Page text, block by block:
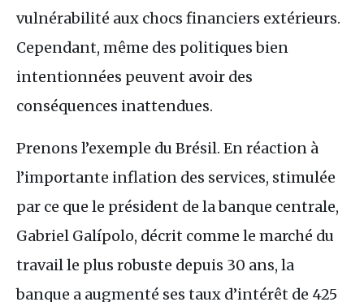
vulnérabilité aux chocs financiers extérieurs.
Cependant, même des politiques bien
intentionnées peuvent avoir des
conséquences inattendues.
Prenons l’exemple du Brésil. En réaction à
l’importante inflation des services, stimulée
par ce que le président de la banque centrale,
Gabriel Galípolo, décrit comme le marché du
travail le plus robuste depuis 30 ans, la
banque a augmenté ses taux d’intérêt de 425